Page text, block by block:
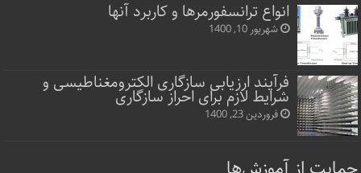
انواع ترانسفورمرها و کاربرد آنها
شهریور 10, 1400
فرآیند ارزیابی سازگاری الکترومغناطیسی و
شرایط لازم برای احراز سازگاری
فروردین 23, 1400